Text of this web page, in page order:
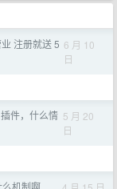
注册就送 5 6 月 10
日
件，什么情 5 月 20
日
机制啊